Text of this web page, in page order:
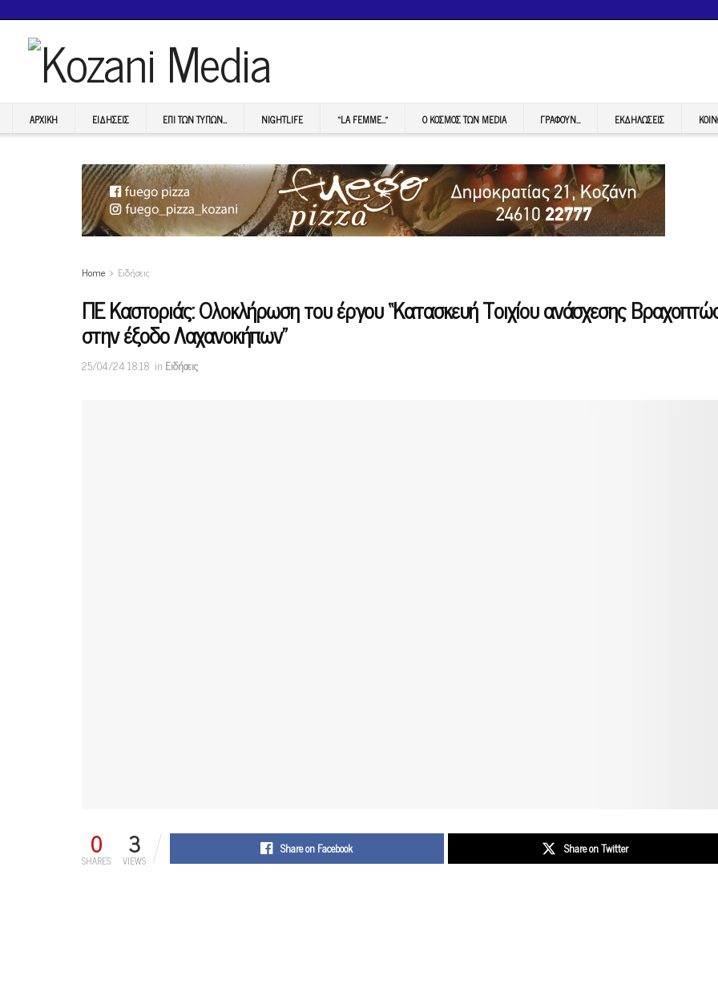
ΑΡΧΙΚΉ ΕΙΔΉΣΕΙΣ ΕΠI ΤΩΝ ΤΥΠΩΝ… NIGHTLIFE “LA FEMME…” Ο ΚΟΣΜΟΣ ΤΩΝ MEDIA ΓΡΆΦΟΥΝ… ΕΚΔΗΛΏΣΕΙΣ
Home Ειδήσεις
ΠΕ Καστοριάς: Ολοκλήρωση του έργου “Κατασκευή Τοιχίου ανάσχεσης
στην έξοδο Λαχανοκήπων”
25/04/24 18:18 in Ειδήσεις
0
SHARES 3
VIEWS
Share on Facebook Share on Twitter